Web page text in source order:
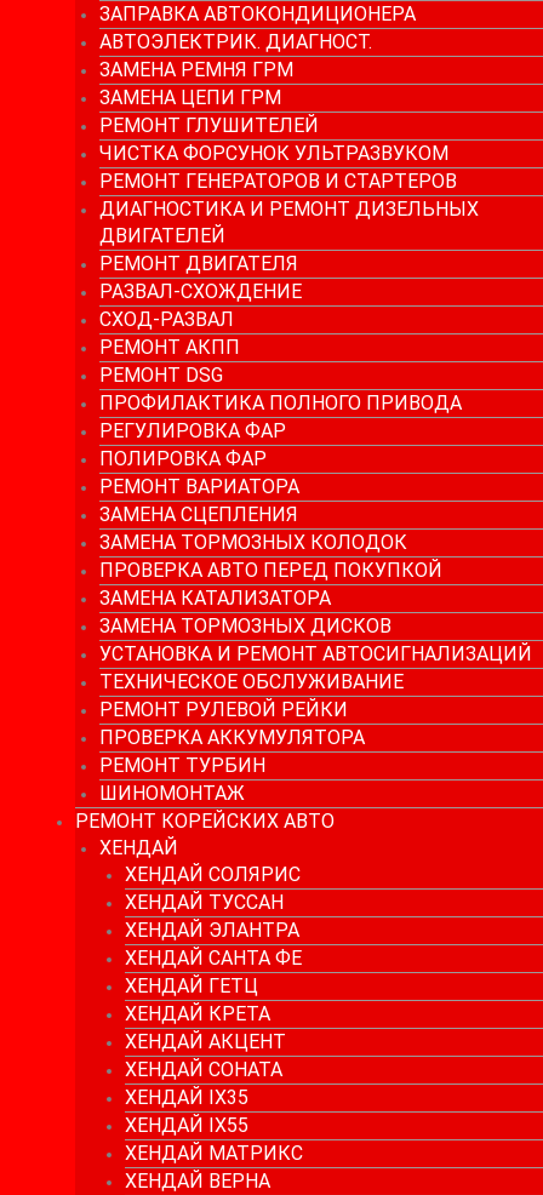
ЗАПРАВКА АВТОКОНДИЦИОНЕРА
АВТОЭЛЕКТРИК. ДИАГНОСТ.
ЗАМЕНА РЕМНЯ ГРМ
ЗАМЕНА ЦЕПИ ГРМ
РЕМОНТ ГЛУШИТЕЛЕЙ
ЧИСТКА ФОРСУНОК УЛЬТРАЗВУКОМ
РЕМОНТ ГЕНЕРАТОРОВ И СТАРТЕРОВ
ДИАГНОСТИКА И РЕМОНТ ДИЗЕЛЬНЫХ
ДВИГАТЕЛЕЙ
РЕМОНТ ДВИГАТЕЛЯ
РАЗВАЛ-СХОЖДЕНИЕ
СХОД-РАЗВАЛ
РЕМОНТ АКПП
РЕМОНТ DSG
ПРОФИЛАКТИКА ПОЛНОГО ПРИВОДА
РЕГУЛИРОВКА ФАР
ПОЛИРОВКА ФАР
РЕМОНТ ВАРИАТОРА
ЗАМЕНА СЦЕПЛЕНИЯ
ЗАМЕНА ТОРМОЗНЫХ КОЛОДОК
ПРОВЕРКА АВТО ПЕРЕД ПОКУПКОЙ
ЗАМЕНА КАТАЛИЗАТОРА
ЗАМЕНА ТОРМОЗНЫХ ДИСКОВ
УСТАНОВКА И РЕМОНТ АВТОСИГНАЛИЗАЦИЙ
ТЕХНИЧЕСКОЕ ОБСЛУЖИВАНИЕ
РЕМОНТ РУЛЕВОЙ РЕЙКИ
ПРОВЕРКА АККУМУЛЯТОРА
РЕМОНТ ТУРБИН
ШИНОМОНТАЖ
РЕМОНТ КОРЕЙСКИХ АВТО
ХЕНДАЙ
ХЕНДАЙ СОЛЯРИС
ХЕНДАЙ ТУССАН
ХЕНДАЙ ЭЛАНТРА
ХЕНДАЙ САНТА ФЕ
ХЕНДАЙ ГЕТЦ
ХЕНДАЙ КРЕТА
ХЕНДАЙ АКЦЕНТ
ХЕНДАЙ СОНАТА
ХЕНДАЙ IX35
ХЕНДАЙ IX55
ХЕНДАЙ МАТРИКС
ХЕНДАЙ ВЕРНА